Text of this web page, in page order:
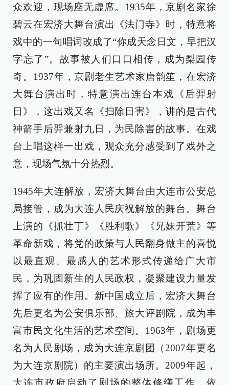
众欢迎，现场座无虚席。1935年，京剧名家徐
碧云在宏济大舞台演出《法门寺》时，特意将
戏中的一句唱词改成了“你成天念日文，早把汉
字忘了”。故事被人们口口相传，成为梨园传
奇。1937年，京剧老生艺术家唐韵笙，在宏济
大舞台演出时，特意演出连台本戏《后羿射
日》，这出戏又名《扫除日害》，讲的是古代
神箭手后羿兼射九日，为民除害的故事。在戏
台上唱这样一出戏，观众充分感受到了戏外之
意，现场气氛十分热烈。
1945年大连解放，宏济大舞台由大连市公安总
局接管，成为大连人民庆祝解放的舞台。舞台
上演的《抓壮丁》《胜利歌》《兄妹开荒》等
革命新戏，将党的政策与人民翻身做主的喜悦
以最直观、最感人的艺术形式传递给广大市
民，为巩固新生的人民政权，凝聚建设力量发
挥了应有的作用。新中国成立后，宏济大舞台
先后更名为公安俱乐部、旅大评剧院，成为丰
富市民文化生活的艺术空间。1963年，剧场更
名为人民剧场，成为大连京剧团（2007年更名
为大连京剧院）的主要演出场所。2009年起，